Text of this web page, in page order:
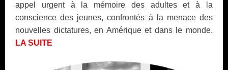
appel urgent à la mémoire des adultes et à la
conscience des jeunes, confrontés à la menace des
nouvelles dictatures, en Amérique et dans le monde.
LA SUITE